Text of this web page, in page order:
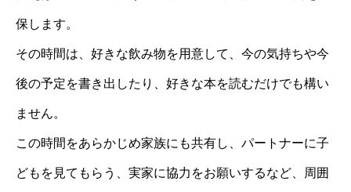
保します。
その時間は、好きな飲み物を用意して、今の気持ちや今
後の予定を書き出したり、好きな本を読むだけでも構い
ません。
この時間をあらかじめ家族にも共有し、パートナーに子
どもを見てもらう、実家に協力をお願いするなど、周囲